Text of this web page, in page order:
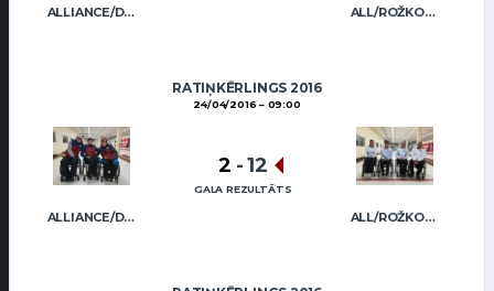
ALLIANCE/DIMBOVSKIS ALL/ROŽKOVA
RATIŅKĒRLINGS 2016
24/04/2016 09:00
ALLIANCE/DIMBOVSKIS ALL/ROŽKOVA
2 - 12
GALA REZULTĀTS